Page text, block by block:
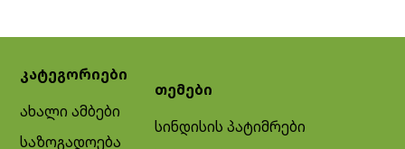
კატეგორიები
ახალი ამბები
საზოგადოება
თემები
სინდისის პატიმრები